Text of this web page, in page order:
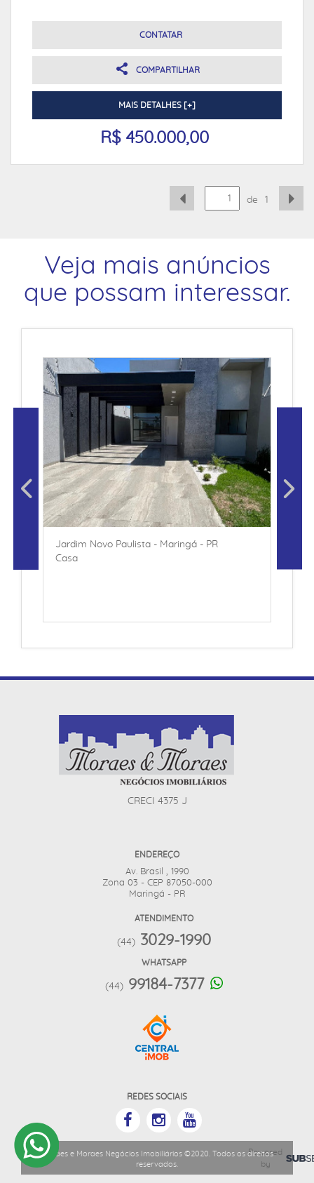
CONTATAR
COMPARTILHAR
MAIS DETALHES [+]
R$ 450.000,00
de 1
Veja mais anúncios
que possam interessar.
Jardim Novo Paulista - Maringá - PR
Casa
CRECI 4375 J
ENDEREÇO
Av. Brasil , 1990
Zona 03 - CEP 87050-000
Maringá - PR
ATENDIMENTO
(44) 3029-1990
WHATSAPP
(44) 99184-7377
REDES SOCIAIS
Moraes e Moraes Negócios Imobiliários ©2020. Todos os direitos
reservados.
Powered
by